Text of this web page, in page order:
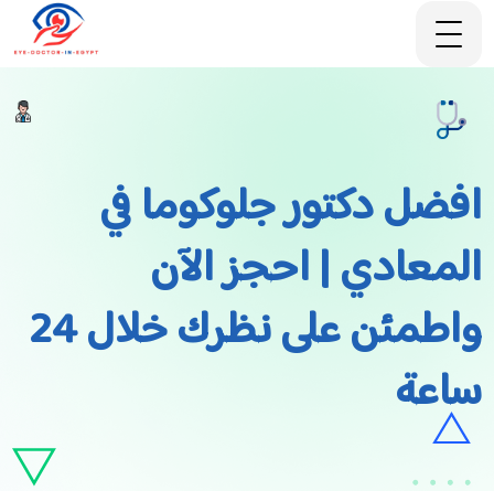
افضل دكتور جلوكوما في
المعادي | احجز الآن
واطمئن على نظرك خلال 24
ساعة